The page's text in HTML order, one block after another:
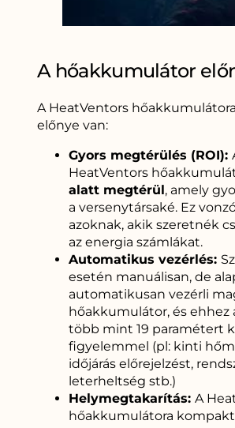
A hőakkumulátor
A HeatVentors
előnye van:
Gyors megtérülés (ROI):
HeatVentors
alatt megtérül, amely
a versenytársaké. Ez
azoknak, akik szeretnék
az energia számlákat.
Automatikus vezérlés:
esetén manuálisan, de
automatikusan vezérli
hőakkumulátor, és ehhez
több mint 19 paramétert
figyelemmel (pl: kinti
időjárás előrejelzést,
leterheltség stb.)
Helymegtakarítás: A
hőakkumulátora